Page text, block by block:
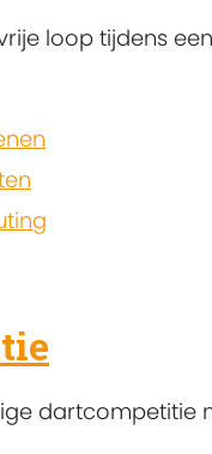
loop tijdens
dartcompetitie